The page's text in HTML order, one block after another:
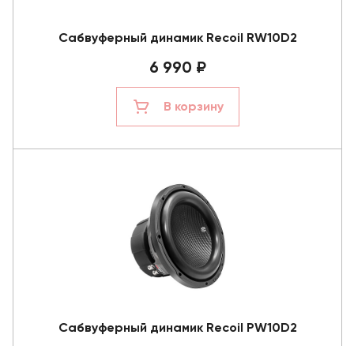
Сабвуферный динамик Recoil RW10D2
6 990 ₽
В корзину
Сабвуферный динамик Recoil PW10D2